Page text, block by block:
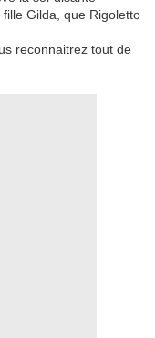
Gilda, que Rigoletto
reconnaitrez tout de